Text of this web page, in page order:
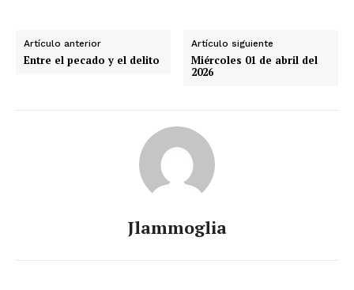
SUSCRÍBETE AHORA
Artículo anterior
Entre el pecado y el delito
Artículo siguiente
Miércoles 01 de abril del
2026
Jlammoglia